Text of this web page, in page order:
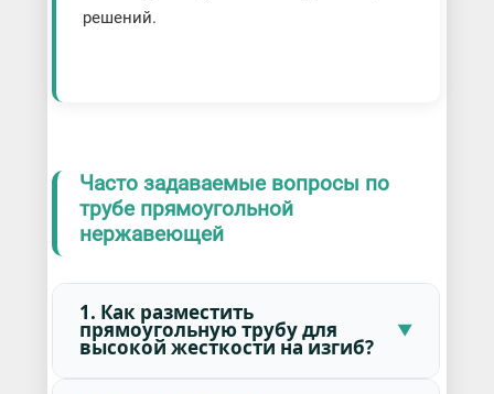
решений.
Часто задаваемые вопросы по
трубе прямоугольной
нержавеющей
1. Как разместить
прямоугольную трубу для
высокой жесткости на изгиб?